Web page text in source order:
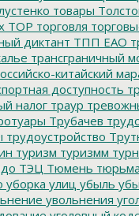
товары
ТОР торговля
диктант ТПП ЕАО
трансграничный
китайский
доступность
налог траур
Трубачев
трудоустройство
туризм туризмм
ТЭЦ Тюмень тюрьма
уборка улиц убыль
увольнения